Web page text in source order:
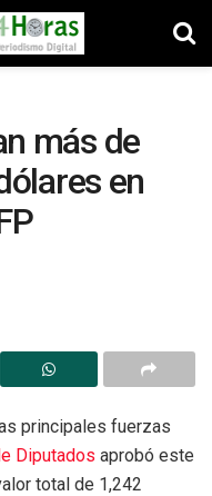
más de
en
principales fuerzas
Diputados aprobó este
total de 1,242